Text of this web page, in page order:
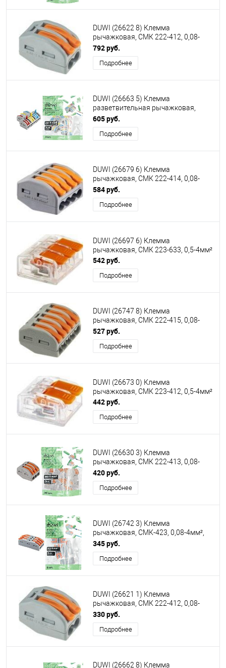
DUWI (26622 8) Клемма
рычажковая, СМК 222-412, 0,08-
4мм², серый
792 руб.
Подробнее
DUWI (26663 5) Клемма
разветвительная рычажковая,
CMK-539 PRO, 3х9, 0,5-4мм², 4шт
605 руб.
Подробнее
DUWI (26679 6) Клемма
рычажковая, СМК 222-414, 0,08-
4мм²,срый
584 руб.
Подробнее
DUWI (26697 6) Клемма
рычажковая, СМК 223-633, 0,5-4мм²
542 руб.
Подробнее
DUWI (26747 8) Клемма
рычажковая, СМК 222-415, 0,08-
4мм², серый
527 руб.
Подробнее
DUWI (26673 0) Клемма
рычажковая, СМК 223-412, 0,5-4мм²
442 руб.
Подробнее
DUWI (26630 3) Клемма
рычажковая, СМК 222-413, 0,08-
4мм² серый
420 руб.
Подробнее
DUWI (26742 3) Клемма
рычажковая, СМК-423, 0,08-4мм²,
серый
345 руб.
Подробнее
DUWI (26621 1) Клемма
рычажковая, СМК 222-412, 0,08-
4мм², серый
330 руб.
Подробнее
DUWI (26662 8) Клемма